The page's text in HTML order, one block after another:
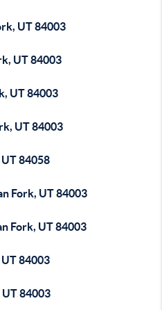
UT 84003
UT 84003
UT 84003
UT 84003
84058
Fork, UT 84003
Fork, UT 84003
UT 84003
84003